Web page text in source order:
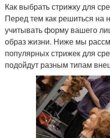
Как выбрать стрижку для
Перед тем как решиться на
учитывать форму вашего
образ жизни. Ниже мы
популярных стрижек для
подойдут разным типам